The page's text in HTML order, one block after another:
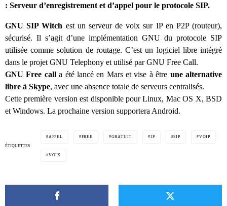
: Serveur d’enregistrement et d’appel pour le protocole SIP.
GNU SIP Witch est un serveur de voix sur IP en P2P (routeur),
sécurisé. Il s’agit d’une implémentation GNU du protocole SIP
utilisée comme solution de routage. C’est un logiciel libre intégré
dans le projet GNU Telephony et utilisé par GNU Free Call.
GNU Free calla été lancé en Mars et vise à être une alternative
libre à Skype, avec une absence totale de serveurs centralisés.
Cette première version est disponible pour Linux, Mac OS X, BSD
et Windows. La prochaine version supportera Android.
ÉTIQUETTES
APPEL FREE GRATUIT IP SIP VOIP
VOIX